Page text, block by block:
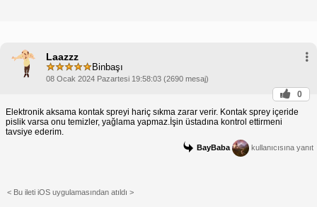
Laazzz
Binbaşı
08 Ocak 2024 Pazartesi 19:58:03 (2690 mesaj)
0
Elektronik aksama kontak spreyi hariç sıkma zarar verir. Kontak sprey içeride
pislik varsa onu temizler, yağlama yapmaz.İşin üstadına kontrol ettirmeni
tavsiye ederim.
BayBaba kullanıcısına yanıt
< Bu ileti iOS uygulamasından atıldı >